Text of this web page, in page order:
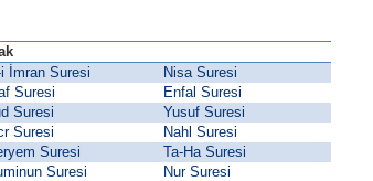
İmran Suresi
Nisa Suresi
Suresi
Enfal Suresi
Suresi
Yusuf Suresi
Suresi
Nahl Suresi
Suresi
Ta-Ha Suresi
Suresi
Nur Suresi